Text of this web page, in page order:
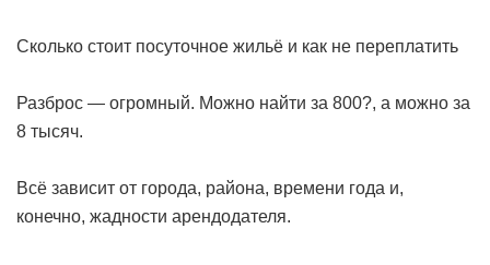
Сколько стоит посуточное жильё и как не переплатить
Разброс — огромный. Можно найти за 800?, а можно за
8 тысяч.
Всё зависит от города, района, времени года и,
конечно, жадности арендодателя.